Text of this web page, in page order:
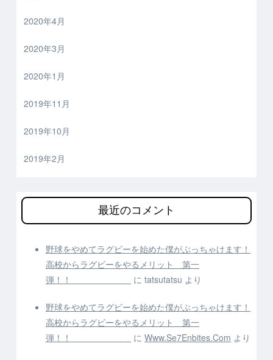
2020年4月
2020年3月
2020年1月
2019年11月
2019年10月
2019年2月
最近のコメント
野球をやめてラグビーを始めた僕がぶっちゃけます！
高校からラグビーをやるメリット 第一
弾！！
に tatsutatsu より
野球をやめてラグビーを始めた僕がぶっちゃけます！
高校からラグビーをやるメリット 第一
弾！！
に Www.Se7Enbites.Com より